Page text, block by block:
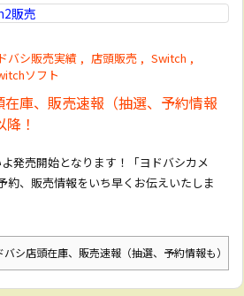
バシ販売実績 , 店頭販売 , Switch ,
ソフト
庫、販売速報（抽選、予約情報
！
発売開始となります！「ヨドバシカメ
約、販売情報をいち早くお伝えいたしま
シ店頭在庫、販売速報（抽選、予約情報も）